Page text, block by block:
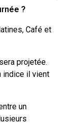
?
Café et
projetée.
indice il vient
un